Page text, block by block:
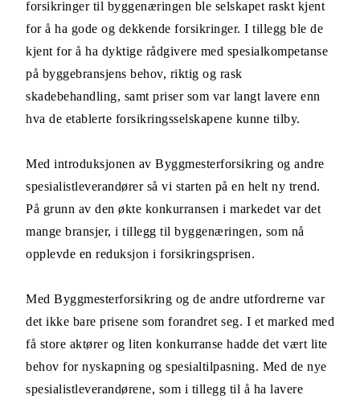
forsikringer til byggenæringen ble selskapet raskt kjent
for å ha gode og dekkende forsikringer. I tillegg ble de
kjent for å ha dyktige rådgivere med spesialkompetanse
på byggebransjens behov, riktig og rask
skadebehandling, samt priser som var langt lavere enn
hva de etablerte forsikringsselskapene kunne tilby.
Med introduksjonen av Byggmesterforsikring og andre
spesialistleverandører så vi starten på en helt ny trend.
På grunn av den økte konkurransen i markedet var det
mange bransjer, i tillegg til byggenæringen, som nå
opplevde en reduksjon i forsikringsprisen.
Med Byggmesterforsikring og de andre utfordrerne var
det ikke bare prisene som forandret seg. I et marked med
få store aktører og liten konkurranse hadde det vært lite
behov for nyskapning og spesialtilpasning. Med de nye
spesialistleverandørene, som i tillegg til å ha lavere